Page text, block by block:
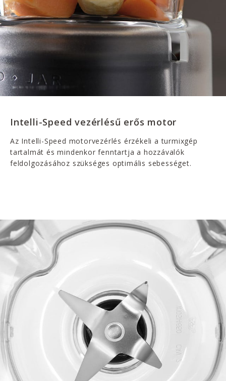
Intelli-Speed vezérlésű erős motor
Az Intelli-Speed motorvezérlés érzékeli a turmixgép
tartalmát és mindenkor fenntartja a hozzávalók
feldolgozásához szükséges optimális sebességet.